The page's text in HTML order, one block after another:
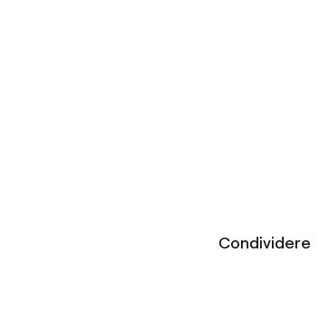
Condividere